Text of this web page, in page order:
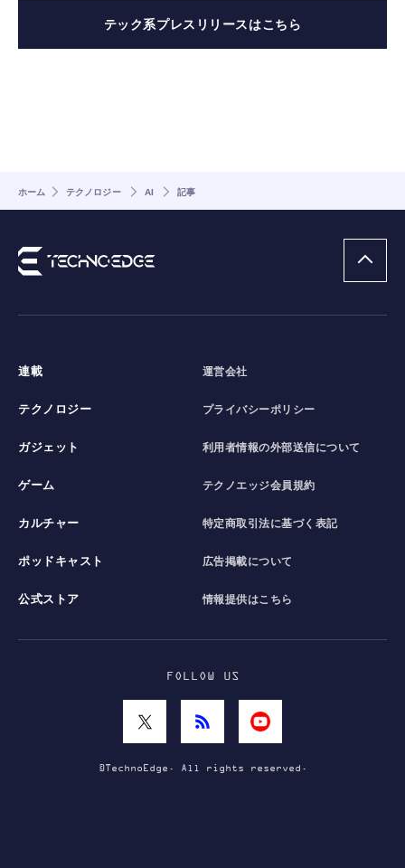
テック系プレスリリースはこちら
ホーム テクノロジー AI 記事
連載
テクノロジー
ガジェット
ゲーム
カルチャー
ポッドキャスト
公式ストア
運営会社
プライバシーポリシー
利用者情報の外部送信について
テクノエッジ会員規約
特定商取引法に基づく表記
広告掲載について
情報提供はこちら
FOLLOW US
©TechnoEdge. All rights reserved.